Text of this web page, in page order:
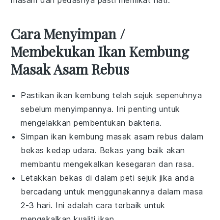
Cara Menyimpan /
Membekukan Ikan Kembung
Masak Asam Rebus
Pastikan ikan kembung telah sejuk sepenuhnya
sebelum menyimpannya. Ini penting untuk
mengelakkan pembentukan bakteria.
Simpan ikan kembung masak asam rebus dalam
bekas kedap udara. Bekas yang baik akan
membantu mengekalkan kesegaran dan rasa.
Letakkan bekas di dalam peti sejuk jika anda
bercadang untuk menggunakannya dalam masa
2-3 hari. Ini adalah cara terbaik untuk